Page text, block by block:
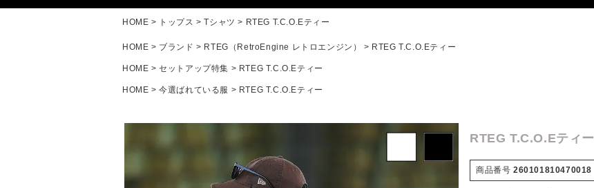
HOME トップス Tシャツ RTEG T.C.O.Eティー
HOME ブランド RTEG（RetroEngine レトロエンジン） RTEG T.C.O.Eティー
HOME セットアップ特集 RTEG T.C.O.Eティー
HOME 今選ばれている服 RTEG T.C.O.Eティー
RTEG T.C.O.Eティー
商品番号 260101810470018